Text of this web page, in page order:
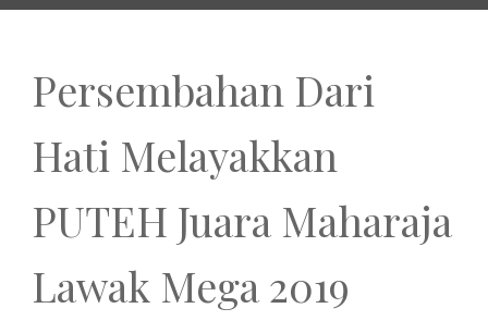
Persembahan Dari
Hati Melayakkan
PUTEH Juara Maharaja
Lawak Mega 2019